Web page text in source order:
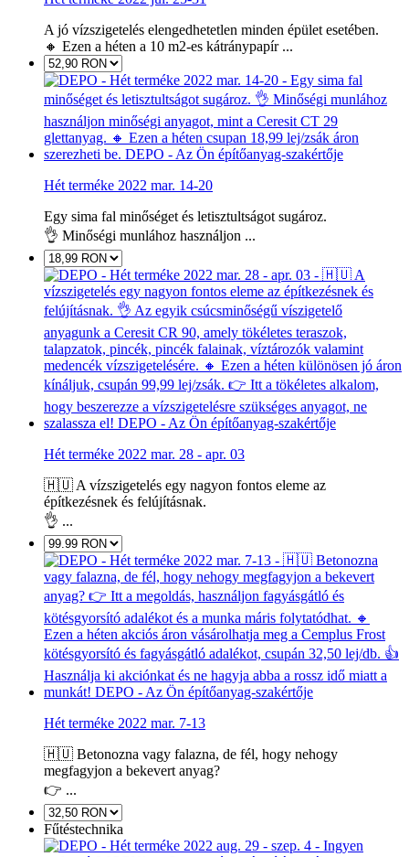
A jó vízszigetelés elengedhetetlen minden épület esetében.
🔸 Ezen a héten a 10 m2-es kátránypapír ...
Hét terméke 2022 mar. 14-20
Egy sima fal minőséget és letisztultságot sugároz.
👌 Minőségi munlához használjon ...
Hét terméke 2022 mar. 28 - apr. 03
🇭🇺 A vízszigetelés egy nagyon fontos eleme az
építkezésnek és felújításnak.
👌 ...
Hét terméke 2022 mar. 7-13
🇭🇺 Betonozna vagy falazna, de fél, hogy nehogy
megfagyjon a bekevert anyag?
👉 ...
Fűtéstechnika